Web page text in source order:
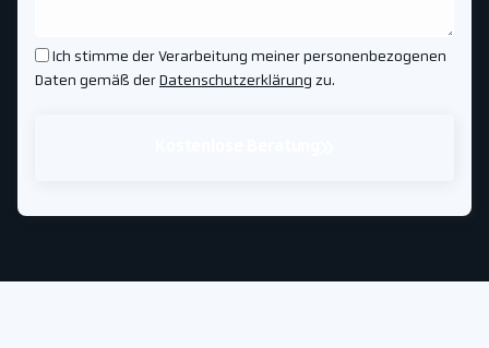
Ich stimme der Verarbeitung meiner personenbezogenen
Daten gemäß der Datenschutzerklärung zu.